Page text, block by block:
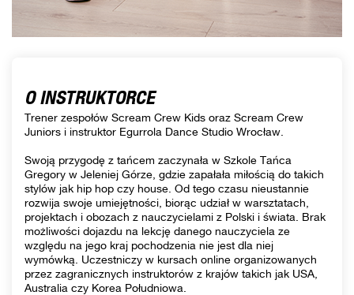
O INSTRUKTORCE
Trener zespołów Scream Crew Kids oraz Scream Crew
Juniors i instruktor Egurrola Dance Studio Wrocław.
Swoją przygodę z tańcem zaczynała w Szkole Tańca
Gregory w Jeleniej Górze, gdzie zapałała miłością do takich
stylów jak hip hop czy house. Od tego czasu nieustannie
rozwija swoje umiejętności, biorąc udział w warsztatach,
projektach i obozach z nauczycielami z Polski i świata. Brak
możliwości dojazdu na lekcję danego nauczyciela ze
względu na jego kraj pochodzenia nie jest dla niej
wymówką. Uczestniczy w kursach online organizowanych
przez zagranicznych instruktorów z krajów takich jak USA,
Australia czy Korea Południowa.